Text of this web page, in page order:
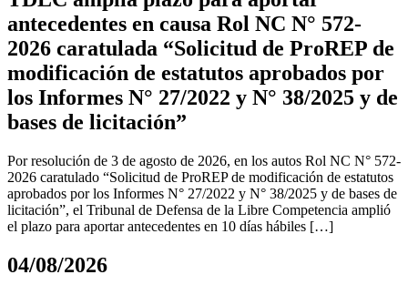
antecedentes en causa Rol NC N° 572-
2026 caratulada “Solicitud de ProREP de
modificación de estatutos aprobados por
los Informes N° 27/2022 y N° 38/2025 y de
bases de licitación”
Por resolución de 3 de agosto de 2026, en los autos Rol NC N° 572-
2026 caratulado “Solicitud de ProREP de modificación de estatutos
aprobados por los Informes N° 27/2022 y N° 38/2025 y de bases de
licitación”, el Tribunal de Defensa de la Libre Competencia amplió
el plazo para aportar antecedentes en 10 días hábiles […]
04/08/2026